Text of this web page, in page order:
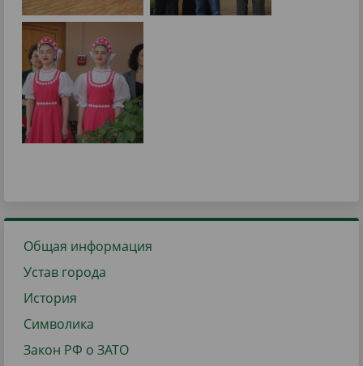
Общая информация
Устав города
История
Символика
Закон РФ о ЗАТО